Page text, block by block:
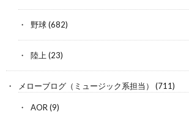
野球(682)
陸上 (23)
メローブログ（ミュージック系担当） (711)
AOR (9)